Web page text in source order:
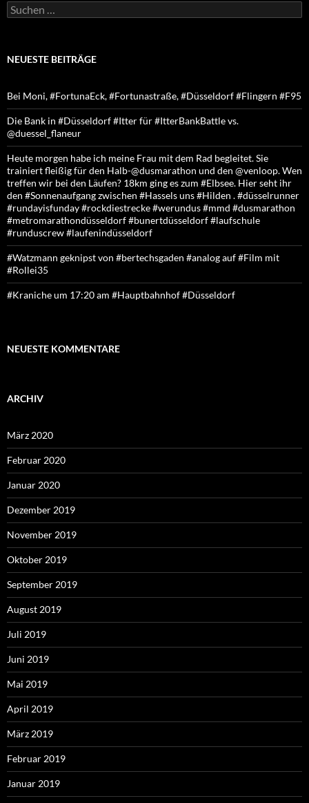
Suchen
nach:
NEUESTE BEITRÄGE
Bei Moni, #FortunaEck, #Fortunastraße, #Düsseldorf #Flingern #F95
Die Bank in #Düsseldorf #Itter für #ItterBankBattle vs.
@duessel_flaneur
Heute morgen habe ich meine Frau mit dem Rad begleitet. Sie
trainiert fleißig für den Halb-@dusmarathon und den @venloop. Wen
treffen wir bei den Läufen? 18km ging es zum #Elbsee. Hier seht ihr
den #Sonnenaufgang zwischen #Hassels uns #Hilden . #düsselrunner
#rundayisfunday #rockdiestrecke #werundus #mmd #dusmarathon
#metromarathondüsseldorf #bunertdüsseldorf #laufschule
#runduscrew #laufenindüsseldorf
#Watzmann geknipst von #bertechsgaden #analog auf #Film mit
#Rollei35
#Kraniche um 17:20 am #Hauptbahnhof #Düsseldorf
NEUESTE KOMMENTARE
ARCHIV
März 2020
Februar 2020
Januar 2020
Dezember 2019
November 2019
Oktober 2019
September 2019
August 2019
Juli 2019
Juni 2019
Mai 2019
April 2019
März 2019
Februar 2019
Januar 2019